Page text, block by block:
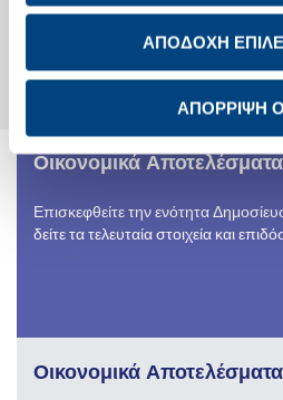
ΑΠΟΔΟΧΗ
ΑΠΟΡΡΙΨΗ
Μετοχής
Μετοχικό Κεφάλαιο
Παραλαβή αξιών από το ΤΠΔ
Οικονομικά
Επισκεφθείτε την ενότητα
δείτε τα τελευταία στοιχεία και
Οικονομικά